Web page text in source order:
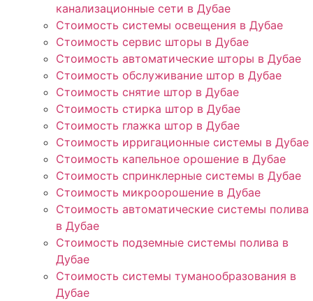
канализационные сети в Дубае
Стоимость системы освещения в Дубае
Стоимость сервис шторы в Дубае
Стоимость автоматические шторы в Дубае
Стоимость обслуживание штор в Дубае
Стоимость снятие штор в Дубае
Стоимость стирка штор в Дубае
Стоимость глажка штор в Дубае
Стоимость ирригационные системы в Дубае
Стоимость капельное орошение в Дубае
Стоимость спринклерные системы в Дубае
Стоимость микроорошение в Дубае
Стоимость автоматические системы полива
в Дубае
Стоимость подземные системы полива в
Дубае
Стоимость системы туманообразования в
Дубае